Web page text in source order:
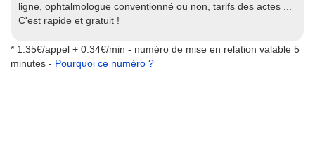
ligne, ophtalmologue conventionné ou non, tarifs des actes ...
C'est rapide et gratuit !
* 1.35€/appel + 0.34€/min - numéro de mise en relation valable 5
minutes - Pourquoi ce numéro ?